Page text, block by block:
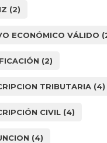
(2)
ECONÓMICO VÁLIDO
(2)
TRIBUTARIA (4)
CIVIL (4)
(4)